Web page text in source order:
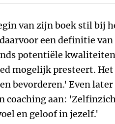
van zijn boek stil bij
een definitie
potentiële kwaliteiten
mogelijk presteert. Het
bevorderen.' Even later
coaching aan:
en geloof in jezelf.'